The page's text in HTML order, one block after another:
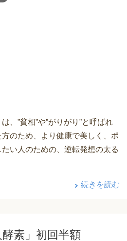
、”貧相”や”がりがり”と呼ばれ
のため、より健康で美しく、ポ
い人のための、逆転発想の太る
続きを読む
酵素」初回半額